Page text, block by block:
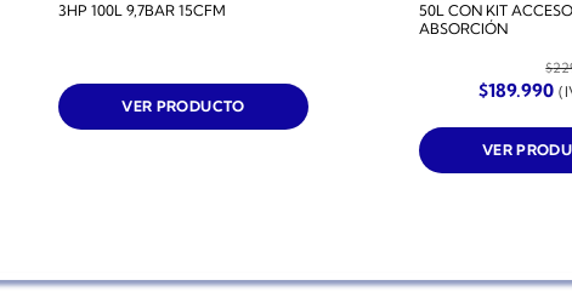
3HP 100L 9,7BAR 15CFM
VER PRODUCTO
50L CON KIT
ABSORCIÓN
$
El
precio
era:
$229.990.
$189.990El
VER